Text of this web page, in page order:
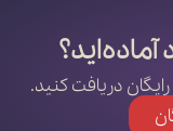
دریافت کنید.